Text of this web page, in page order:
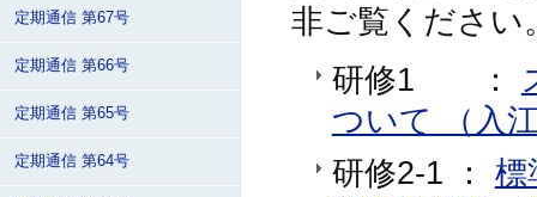
非ご覧ください
研修1 ：
ついて （入
研修2-1 ： 標
定期通信 第67号
定期通信 第66号
定期通信 第65号
定期通信 第64号